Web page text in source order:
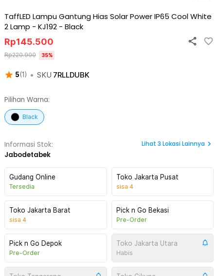
TaffLED Lampu Gantung Hias Solar Power IP65 Cool White
2 Lamp - KJ192 - Black
5(1 ) • SKU 7RLLDUBK
Rp145.500
Rp220.900 35%
Pilihan Warna:
Black
Informasi Stok:
Jabodetabek
Lihat 3 Lokasi Lainnya
Gudang Online
Tersedia
Toko Jakarta Pusat
sisa 4
Toko Jakarta Barat
sisa 4
Pick n Go Bekasi
Pre-Order
Pick n Go Depok
Pre-Order
Toko Jakarta Utara
Habis